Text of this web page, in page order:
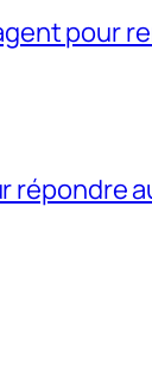
pour
répondre